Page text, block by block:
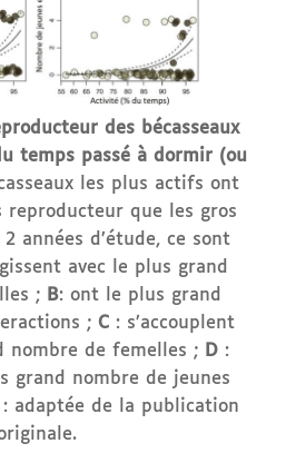
des bécasseaux
temps passé à dormir (ou
les plus actifs ont
reproducteur que les gros
années d’étude, ce sont
avec le plus grand
; B: ont le plus grand
; C : s’accouplent
nombre de femelles ; D :
grand nombre de jeunes
: adaptée de la publication